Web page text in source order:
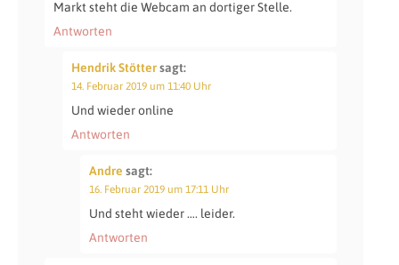
Markt steht die Webcam an dortiger Stelle.
Antworten
Hendrik Stöttersagt:
14. Februar 2019 um 11:40 Uhr
Und wieder online
Antworten
Andre sagt:
16. Februar 2019 um 17:11 Uhr
Und steht wieder …. leider.
Antworten